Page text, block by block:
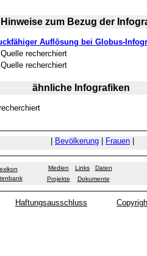
Hinweise zum Bezug der
Auflösung bei Globus-
recherchiert
recherchiert
ähnliche Infografiken
Bevölkerung Frauen
Medien Links
Daten
Projekte
Dokumente
Haftungsausschluss